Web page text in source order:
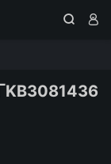
 
KB3081436